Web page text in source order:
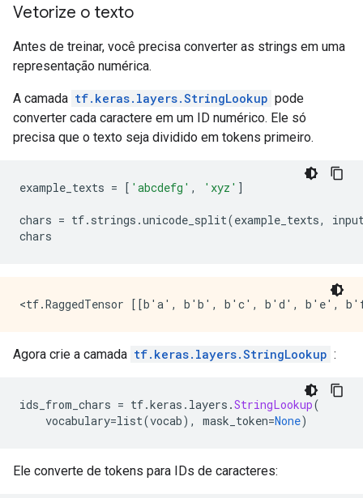
Vetorize o texto
Antes de treinar, você precisa converter as strings em uma
representação numérica.
A camada tf.keras.layers.StringLookup pode
converter cada caractere em um ID numérico. Ele só
precisa que o texto seja dividido em tokens primeiro.
example_texts = [ 'abcdefg' , 'xyz' ]
chars = tf. strings .unicode_split(example_texts,
chars
Agora crie a camada tf.keras.layers.StringLookup :
ids_from_chars = tf.keras . layers .StringLookup(
vocabulary=list(vocab), mask_token=None)
Ele converte de tokens para IDs de caracteres: